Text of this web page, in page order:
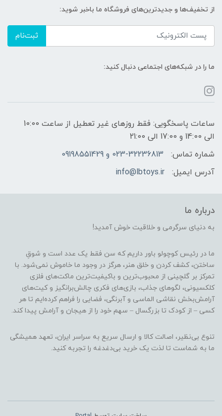
از تخفیف‌ها و جدیدترین‌های فروشگاه ما باخبر شوید:
ثبت‌نام
ما را در شبکه‌های اجتماعی دنبال کنید:
ساعات پاسخگویی: فقط روزهای غیر تعطیل از ساعت 10:00
الی 14:00 و 17:00 الی 21:00
شماره تماس:
023-32236813 و 09198551429
آدرس ایمیل:
info@lbtoys.ir
درباره ما
به دنیای سرگرمی و خلاقیت خوش آمدید!
ما در رئیس کوچولو باور داریم که سن فقط یک عدد است و شوقِ
ساختن، کشف کردن و خلق هنر، هرگز در وجود ما خاموش نمی‌شود. با
تمرکز بر گلچینی از محبوب‌ترین و باکیفیت‌ترین ماکت‌های فلزی
کلکسیونی، لگوهای جذاب، بازی‌های فکری چالش‌برانگیز و کیت‌های
آرامش‌بخش نقاشی الماسی و آبرنگی، فضایی را فراهم کرده‌ایم تا هر
کسی – از کودک تا بزرگسال – سهم خود را از هیجان و آرامش پیدا کند.
تنوع بی‌نظیر، اصالت کالا و ارسال سریع به سراسر ایران، تعهد همیشگی
ما به شماست تا لذت یک خرید بی‌دغدغه را تجربه کنید.